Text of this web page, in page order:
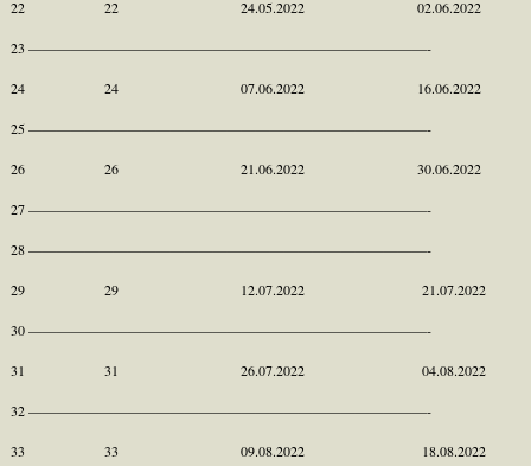
22 22 24.05.2022 02.06.2022
23 ————————————————————————————-
24 24 07.06.2022 16.06.2022
25 ————————————————————————————-
26 26 21.06.2022 30.06.2022
27 ————————————————————————————-
28 ————————————————————————————-
29 29 12.07.2022 21.07.2022
30 ————————————————————————————-
31 31 26.07.2022 04.08.2022
32 ————————————————————————————-
33 33 09.08.2022 18.08.2022